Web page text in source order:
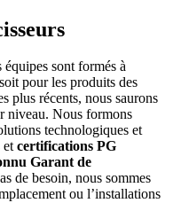
équipes sont formés à
pour les produits des
plus récents, nous saurons
niveau. Nous formons
technologiques et
etcertifications PG
Garant de
de besoin, nous sommes
ou l’installations